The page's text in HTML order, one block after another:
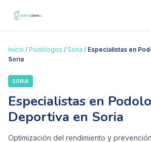
Inicio / Podólogos / Soria / Especialistas en
Soria
SORIA
Especialistas en
Deportiva en Soria
Optimización del rendimiento y